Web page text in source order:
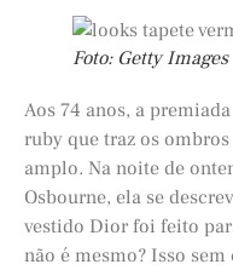
Foto: Getty Images
Aos 74 anos, a
ruby que traz os
amplo. Na noite de
Osbourne, ela se
vestido Dior foi feito
não é mesmo? Isso